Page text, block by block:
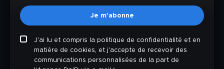
J'ai lu et compris la politique de confidentialité et en
matière de cookies, et j'accepte de recevoir des
communications personnalisées de la part de